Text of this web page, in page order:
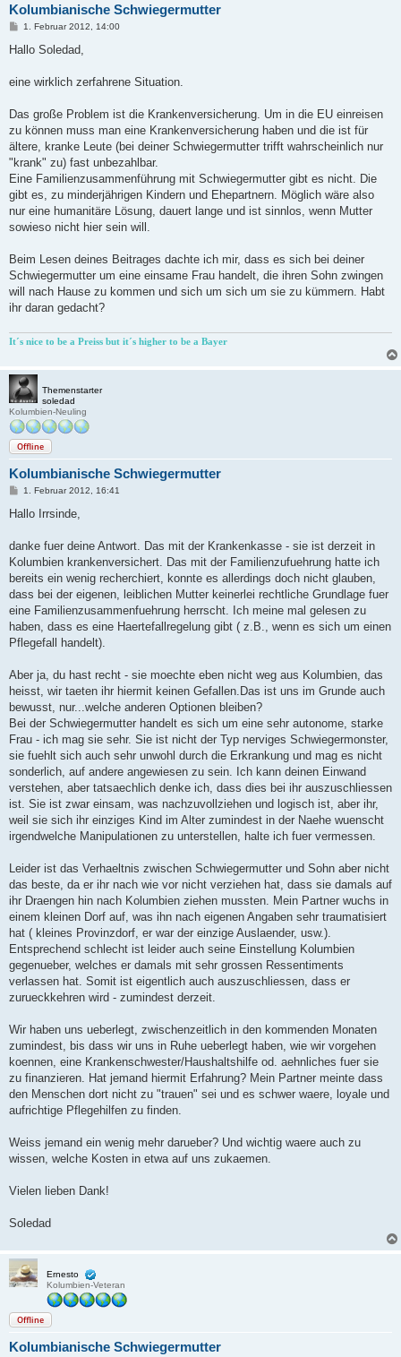
Kolumbianische Schwiegermutter
B
i
a
1. Februar 2012, 14:00
Hallo Soledad,
eine wirklich zerfahrene Situation.
Das große Problem ist die Krankenversicherung. Um in die EU einreisen
zu können muss man eine Krankenversicherung haben und die ist für
ältere, kranke Leute (bei deiner Schwiegermutter trifft wahrscheinlich nur
"krank" zu) fast unbezahlbar.
Eine Familienzusammenführung mit Schwiegermutter gibt es nicht. Die
gibt es, zu minderjährigen Kindern und Ehepartnern. Möglich wäre also
nur eine humanitäre Lösung, dauert lange und ist sinnlos, wenn Mutter
sowieso nicht hier sein will.
Beim Lesen deines Beitrages dachte ich mir, dass es sich bei deiner
Schwiegermutter um eine einsame Frau handelt, die ihren Sohn zwingen
will nach Hause zu kommen und sich um sich um sie zu kümmern. Habt
ihr daran gedacht?
It´s nice to be a Preiss but it´s higher to be a Bayer
Themenstarter
soledad
Kolumbien-Neuling
Offline
Kolumbianische Schwiegermutter
B
i
a
1. Februar 2012, 16:41
Hallo Irrsinde,
danke fuer deine Antwort. Das mit der Krankenkasse - sie ist derzeit in
Kolumbien krankenversichert. Das mit der Familienzufuehrung hatte ich
bereits ein wenig recherchiert, konnte es allerdings doch nicht glauben,
dass bei der eigenen, leiblichen Mutter keinerlei rechtliche Grundlage fuer
eine Familienzusammenfuehrung herrscht. Ich meine mal gelesen zu
haben, dass es eine Haertefallregelung gibt ( z.B., wenn es sich um einen
Pflegefall handelt).
Aber ja, du hast recht - sie moechte eben nicht weg aus Kolumbien, das
heisst, wir taeten ihr hiermit keinen Gefallen.Das ist uns im Grunde auch
bewusst, nur...welche anderen Optionen bleiben?
Bei der Schwiegermutter handelt es sich um eine sehr autonome, starke
Frau - ich mag sie sehr. Sie ist nicht der Typ nerviges Schwiegermonster,
sie fuehlt sich auch sehr unwohl durch die Erkrankung und mag es nicht
sonderlich, auf andere angewiesen zu sein. Ich kann deinen Einwand
verstehen, aber tatsaechlich denke ich, dass dies bei ihr auszuschliessen
ist. Sie ist zwar einsam, was nachzuvollziehen und logisch ist, aber ihr,
weil sie sich ihr einziges Kind im Alter zumindest in der Naehe wuenscht
irgendwelche Manipulationen zu unterstellen, halte ich fuer vermessen.
Leider ist das Verhaeltnis zwischen Schwiegermutter und Sohn aber nicht
das beste, da er ihr nach wie vor nicht verziehen hat, dass sie damals auf
ihr Draengen hin nach Kolumbien ziehen mussten. Mein Partner wuchs in
einem kleinen Dorf auf, was ihn nach eigenen Angaben sehr traumatisiert
hat ( kleines Provinzdorf, er war der einzige Auslaender, usw.).
Entsprechend schlecht ist leider auch seine Einstellung Kolumbien
gegenueber, welches er damals mit sehr grossen Ressentiments
verlassen hat. Somit ist eigentlich auch auszuschliessen, dass er
zurueckkehren wird - zumindest derzeit.
Wir haben uns ueberlegt, zwischenzeitlich in den kommenden Monaten
zumindest, bis dass wir uns in Ruhe ueberlegt haben, wie wir vorgehen
koennen, eine Krankenschwester/Haushaltshilfe od. aehnliches fuer sie
zu finanzieren. Hat jemand hiermit Erfahrung? Mein Partner meinte dass
den Menschen dort nicht zu "trauen" sei und es schwer waere, loyale und
aufrichtige Pflegehilfen zu finden.
Weiss jemand ein wenig mehr darueber? Und wichtig waere auch zu
wissen, welche Kosten in etwa auf uns zukaemen.
Vielen lieben Dank!
Soledad
Ernesto
Kolumbien-Veteran
Offline
Kolumbianische Schwiegermutter